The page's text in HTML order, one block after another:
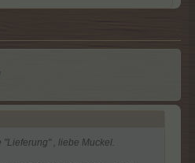
, liebe Muckel.